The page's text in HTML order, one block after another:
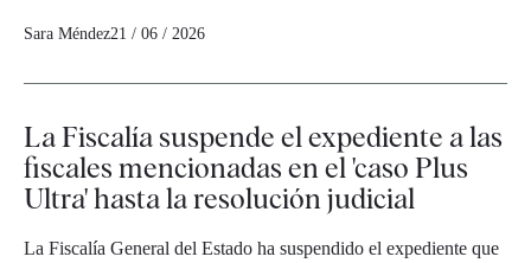
Sara Méndez21 / 06 / 2026
La Fiscalía suspende el expediente a las
fiscales mencionadas en el 'caso Plus
Ultra' hasta la resolución judicial
La Fiscalía General del Estado ha suspendido el expediente que